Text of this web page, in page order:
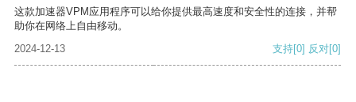
这款加速器VPM应用程序可以给你提供最高速度和安全性的连接，并帮
助你在网络上自由移动。
2024-12-13
支持[0] 反对[0]